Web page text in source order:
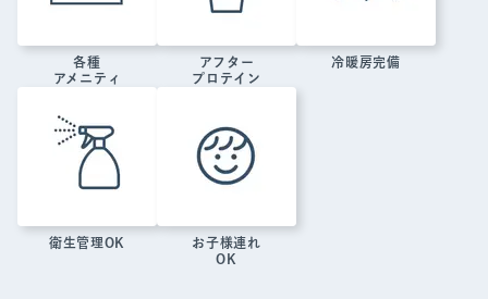
各種
アメニティ
アフター
プロテイン
冷暖房完備
衛生管理OK
お子様連れ
OK